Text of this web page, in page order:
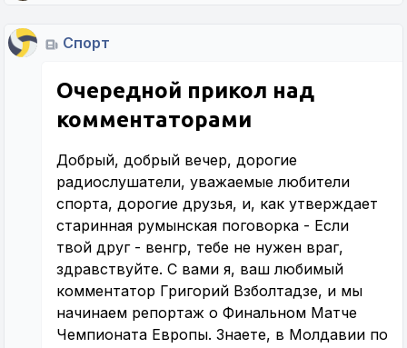
Спорт
Очередной прикол над
комментаторами
Добрый, добрый вечер, дорогие
радиослушатели, уважаемые любители
спорта, дорогие друзья, и, как утверждает
старинная румынская поговорка - Если
твой друг - венгр, тебе не нужен враг,
здравствуйте. С вами я, ваш любимый
комментатор Григорий Взболтадзе, и мы
начинаем репортаж о Финальном Матче
Чемпионата Европы. Знаете, в Молдавии по